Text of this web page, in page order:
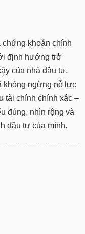
chứng khoán chính
định hướng trở
của nhà đầu tư.
không ngừng nỗ lực
tài chính chính xác –
đúng, nhìn rộng và
đầu tư của mình.